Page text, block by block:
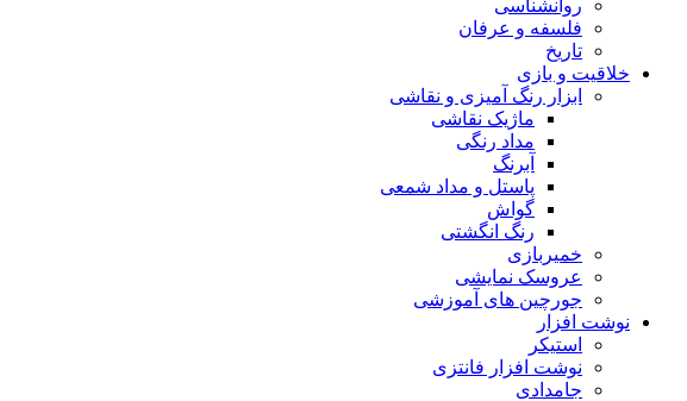
روانشناسی
فلسفه و عرفان
تاریخ
خلاقیت و بازی
ابزار رنگ آمیزی و نقاشی
ماژیک نقاشی
مداد رنگی
آبرنگ
پاستل و مداد شمعی
گواش
رنگ انگشتی
خمیربازی
عروسک نمایشی
جورچین های آموزشی
نوشت افزار
استیکر
نوشت افزار فانتزی
جامدادی